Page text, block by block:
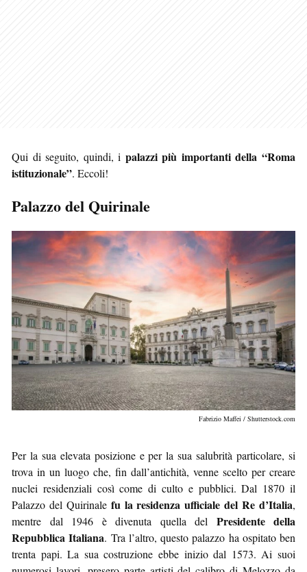
Qui di seguito, quindi, i palazzi più importanti della “Roma
istituzionale”. Eccoli!
Palazzo del Quirinale
Fabrizio Maffei / Shutterstock.com
Per la sua elevata posizione e per la sua salubrità particolare, si
trova in un luogo che, fin dall’antichità, venne scelto per creare
nuclei residenziali così come di culto e pubblici. Dal 1870 il
Palazzo del Quirinale fu la residenza ufficiale del Re d’Italia,
mentre dal 1946 è divenuta quella del Presidente della
Repubblica Italiana. Tra l’altro, questo palazzo ha ospitato ben
trenta papi. La sua costruzione ebbe inizio dal 1573. Ai suoi